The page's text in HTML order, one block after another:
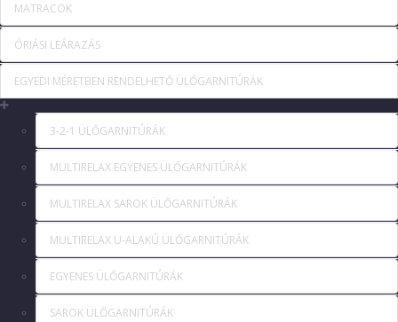
MATRACOK
ÓRIÁSI LEÁRAZÁS
EGYEDI MÉRETBEN RENDELHETŐ ÜLŐGARNITÚRÁK
3-2-1 ÜLŐGARNITÚRÁK
MULTIRELAX EGYENES ÜLŐGARNITÚRÁK
MULTIRELAX SAROK ÜLŐGARNITÚRÁK
MULTIRELAX U-ALAKÚ ÜLŐGARNITÚRÁK
EGYENES ÜLŐGARNITÚRÁK
SAROK ÜLŐGARNITÚRÁK